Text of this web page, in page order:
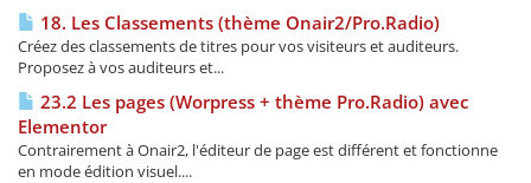
18. Les Classements (thème Onair2/Pro.Radio)
Créez des classements de titres pour vos visiteurs et auditeurs.
Proposez à vos auditeurs et...
23.2 Les pages (Worpress + thème Pro.Radio) avec
Elementor
Contrairement à Onair2, l'éditeur de page est différent et fonctionne
en mode édition visuel....